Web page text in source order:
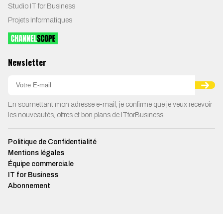
Studio IT for Business
Projets Informatiques
Newsletter
En soumettant mon adresse e-mail, je confirme que je veux recevoir
les nouveautés, offres et bon plans de ITforBusiness.
Politique de Confidentialité
Mentions légales
Équipe commerciale
IT for Business
Abonnement